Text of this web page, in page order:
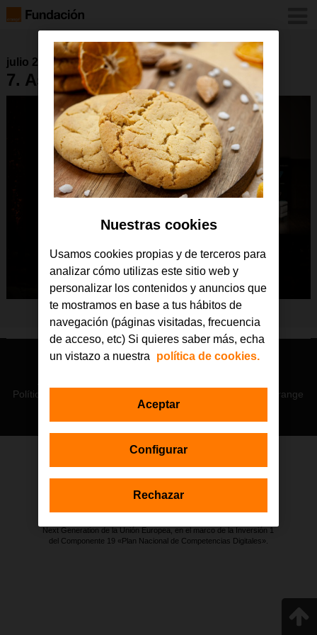
julio 2019
7. Así fue FPB en RED
© Orange 2026
Política de privacidad
Orange
Estas actuaciones forman parte de la iniciativa Generación D
la Función Pública a través de la Secretaría de Estado de
Next Generation de la Unión Europea, en el marco de la Inversión 1
del Componente 19 «Plan Nacional de Competencias Digitales».
Nuestras cookies
Usamos cookies propias y de terceros para
analizar cómo utilizas este sitio web y
personalizar los contenidos y anuncios que
te mostramos en base a tus hábitos de
navegación (páginas visitadas, frecuencia
de acceso, etc) Si quieres saber más, echa
un vistazo a nuestra
política de cookies.
Configurar
Rechazar
Aceptar